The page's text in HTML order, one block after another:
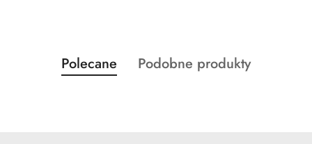
Pomiń karuzelę produktów
Produkty
o
Polecane
Produkty
Podobne produkty